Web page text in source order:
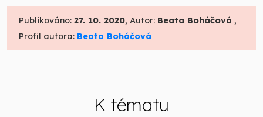
Publikováno: 27. 10. 2020, Autor: Beata Boháčová ,
Profil autora: Beata Boháčová
K tématu